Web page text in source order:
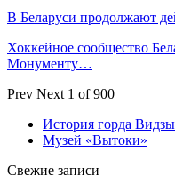
В Беларуси продолжают
Хоккейное сообщество
Монументу…
Prev Next 1 of 900
История горда Видзы
Музей «Вытоки»
Свежие записи